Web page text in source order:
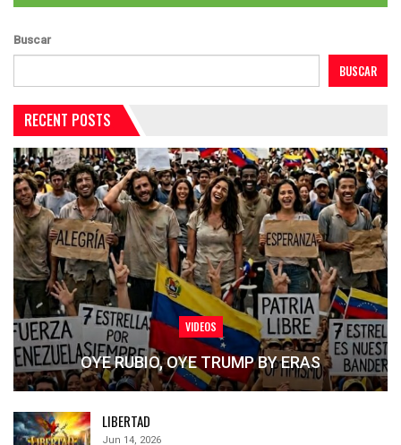
Buscar
BUSCAR
RECENT POSTS
VIDEOS
OYE RUBIO, OYE TRUMP BY ERAS
LIBERTAD
Jun 14, 2026